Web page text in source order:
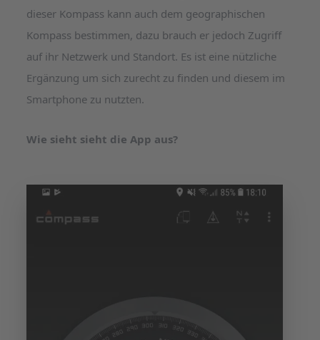
dieser Kompass kann auch dem geographischen
Kompass bestimmen, dazu brauch er jedoch Zugriff
auf ihr Netzwerk und Standort. Es ist eine nützliche
Ergänzung um sich zurecht zu finden und diesem im
Smartphone zu nutzten.
Wie sieht sieht die App aus?